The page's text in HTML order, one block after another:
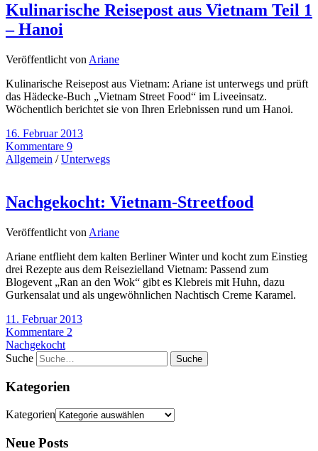
Kulinarische Reisepost aus Vietnam Teil 1
– Hanoi
Veröffentlicht von Ariane
Kulinarische Reisepost aus Vietnam: Ariane ist unterwegs und prüft
das Hädecke-Buch „Vietnam Street Food“ im Liveeinsatz.
Wöchentlich berichtet sie von Ihren Erlebnissen rund um Hanoi.
16. Februar 2013
Kommentare 9
Allgemein /Unterwegs
Nachgekocht: Vietnam-Streetfood
Veröffentlicht von Ariane
Ariane entflieht dem kalten Berliner Winter und kocht zum Einstieg
drei Rezepte aus dem Reisezielland Vietnam: Passend zum
Blogevent „Ran an den Wok“ gibt es Klebreis mit Huhn, dazu
Gurkensalat und als ungewöhnlichen Nachtisch Creme Karamel.
11. Februar 2013
Kommentare 2
Nachgekocht
Suche
Kategorien
Kategorien
Neue Posts